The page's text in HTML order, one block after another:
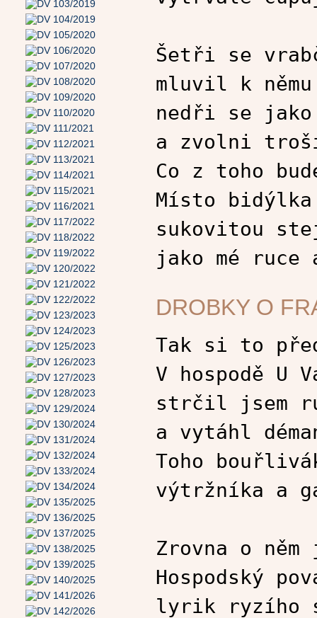
Šetři se
mluvil k
nedři se
a zvolni
Co z toho
Místo
sukovitou
jako mé ruce
DROBKY O
Tak si to
V hospodě U
strčil jsem
a vytáhl
Toho
výtržníka a
Zrovna o
Hospodský
lyrik ryzího